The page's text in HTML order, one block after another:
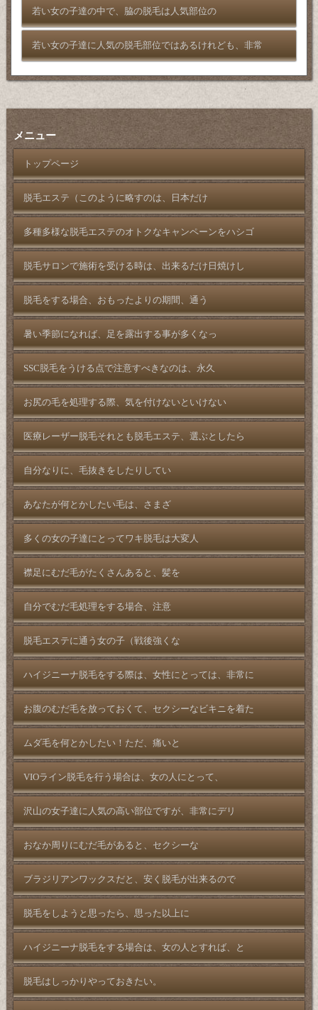
若い女の子達の中で、脇の脱毛は人気部位の
若い女の子達に人気の脱毛部位ではあるけれども、非常
メニュー
トップページ
脱毛エステ（このように略すのは、日本だけ
多種多様な脱毛エステのオトクなキャンペーンをハシゴ
脱毛サロンで施術を受ける時は、出来るだけ日焼けし
脱毛をする場合、おもったよりの期間、通う
暑い季節になれば、足を露出する事が多くなっ
SSC脱毛をうける点で注意すべきなのは、永久
お尻の毛を処理する際、気を付けないといけない
医療レーザー脱毛それとも脱毛エステ、選ぶとしたら
自分なりに、毛抜きをしたりしてい
あなたが何とかしたい毛は、さまざ
多くの女の子達にとってワキ脱毛は大変人
襟足にむだ毛がたくさんあると、髪を
自分でむだ毛処理をする場合、注意
脱毛エステに通う女の子（戦後強くな
ハイジニーナ脱毛をする際は、女性にとっては、非常に
お腹のむだ毛を放っておくて、セクシーなビキニを着た
ムダ毛を何とかしたい！ただ、痛いと
VIOライン脱毛を行う場合は、女の人にとって、
沢山の女子達に人気の高い部位ですが、非常にデリ
おなか周りにむだ毛があると、セクシーな
ブラジリアンワックスだと、安く脱毛が出来るので
脱毛をしようと思ったら、思った以上に
ハイジニーナ脱毛をする場合は、女の人とすれば、と
脱毛はしっかりやっておきたい。